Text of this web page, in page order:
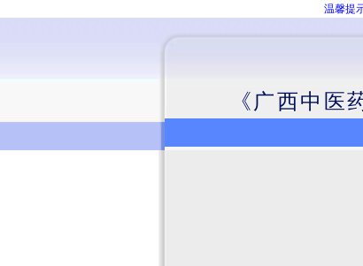
温馨提
《广西中